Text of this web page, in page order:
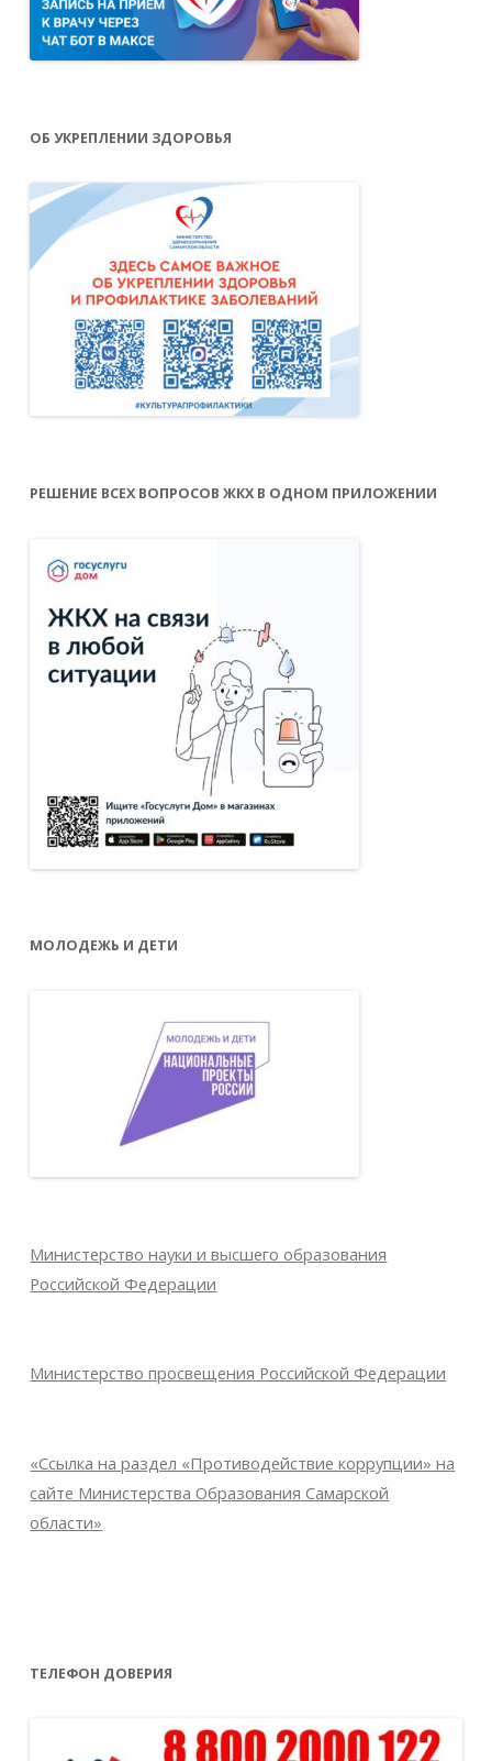
ОБ УКРЕПЛЕНИИ ЗДОРОВЬЯ
РЕШЕНИЕ ВСЕХ ВОПРОСОВ ЖКХ В ОДНОМ ПРИЛОЖЕНИИ
МОЛОДЕЖЬ И ДЕТИ
Министерство науки и высшего образования
Российской Федерации
Министерство просвещения Российской Федерации
«Ссылка на раздел «Противодействие коррупции» на
сайте Министерства Образования Самарской
области»
ТЕЛЕФОН ДОВЕРИЯ